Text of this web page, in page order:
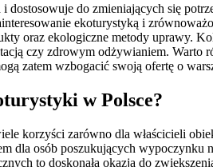
do zmieniających się
ekoturystyką i
oraz ekologiczne metody uprawy.
czy zdrowym odżywianiem.
zatem wzbogacić swoją ofertę o
w Polsce?
korzyści zarówno dla właścicieli
dla osób poszukujących
to doskonała okazja do